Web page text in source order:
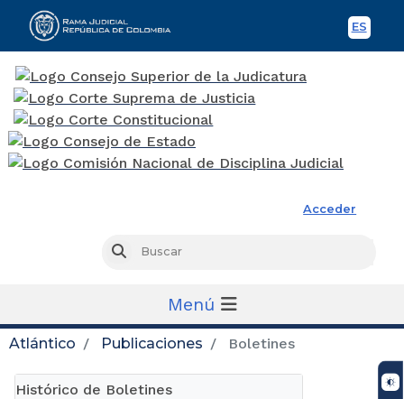
ES
Acceder
Buscar
Menú
Atlántico Publicaciones Boletines
Histórico de Boletines